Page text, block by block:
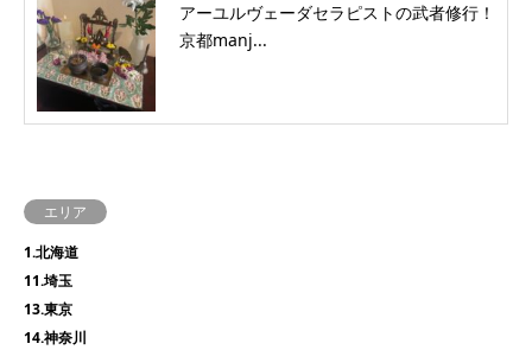
アーユルヴェーダセラピストの武者修行！
京都manj...
エリア
1.北海道
11.埼玉
13.東京
14.神奈川